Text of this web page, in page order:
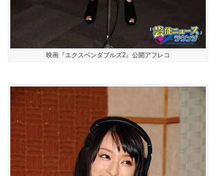
映画『エクスペンダブルズ2』公開アフレコ